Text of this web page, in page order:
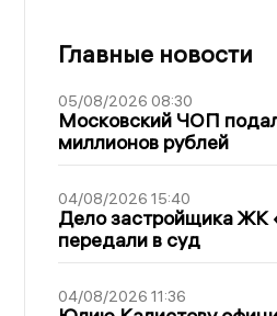
Главные новости
05/08/2026 08:30
Московский ЧОП
миллионов рублей
04/08/2026 15:40
Дело застройщика
передали в суд
04/08/2026 11:36